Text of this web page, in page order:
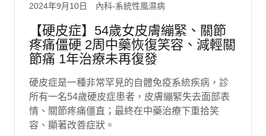
2024年9月10日 內科-系統性風濕病
【硬皮症】54歲女皮膚繃緊、關節
疼痛僵硬 2周中藥恢復笑容、減輕關
節痛 1年治療未再復發
硬皮症是一種非常罕見的自體免疫系統疾病，診
所有一名54歲硬皮症患者，皮膚繃緊失去面部表
情、關節疼痛僵直；最終在中藥治療下重拾笑
容、顯著改善症狀。